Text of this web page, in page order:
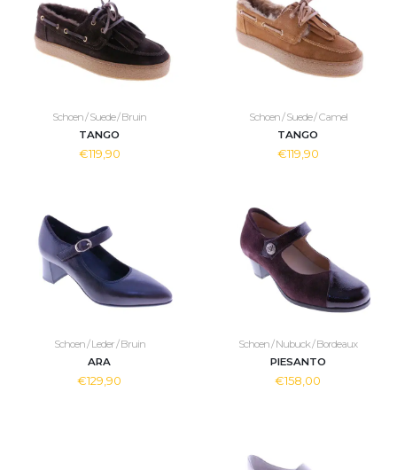
Schoen / Suede / Bruin
TANGO
€119,90
Schoen / Suede / Camel
TANGO
€119,90
Schoen / Leder / Bruin
ARA
€129,90
Schoen / Nubuck / Bordeaux
PIESANTO
€158,00